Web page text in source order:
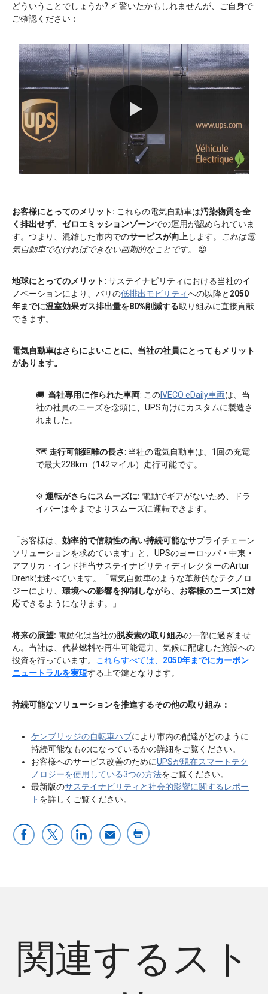
どういうことでしょうか? ⚡ 驚いたかもしれませんが、ご自身で
ご確認ください：
0:00 / 0:32
お客様にとってのメリット: これらの電気自動車は汚染物質を全
く排出せず
ゼロエミッションゾーンでの運用が認められていま
す。つまり、混雑した市内でのサービスが向上 します。
これは電
気自動車でなければできない画期的なことです。 😉
地球にとってのメリット: サステイナビリティにおける当社のイ
ノベーションにより、パリの低排出モビリティへの以降と 2050
年までに温室効果ガス排出量を80%削減する取り組みに直接貢献
できます。
電気自動車はさらによいことに、当社の社員にとってもメリット
があります。
🚚 当社専用に作られた車両: このIVECO eDaily車両は、当
社の社員のニーズを念頭に、UPS向けにカスタムに製造さ
れました。
🗺 走行可能距離の長さ: 当社の電気自動車は、1回の充電
で最大228km（142マイル）走行可能です。
⚙️ 運転がさらにスムーズに: 電動でギアがないため、ドラ
イバーは今までよりスムーズに運転できます。
「お客様は、 効率的で信頼性の高い持続可能なサプライチェーン
ソリューションを求めています」と、UPSのヨーロッパ・中東・
アフリカ・インド担当サステイナビリティディレクターのArtur
Drenkは述べています。「電気自動車のような革新的なテクノロ
ジーにより、 環境への影響を抑制しながら、お客様のニーズに対
応できるようになります。」
将来の展望: 電動化は当社の脱炭素の取り組みの一部に過ぎませ
ん。当社は、代替燃料や再生可能電力、気候に配慮した施設への
投資を行っています。
これらすべては、 2050年までにカーボン
ニュートラルを実現する上で鍵となります。
持続可能なソリューションを推進するその他の取り組み：
ケンブリッジの自転車ハブにより市内の配達がどのように
持続可能なものになっているかの詳細をご覧ください。
お客様へのサービス改善のためにUPSが現在スマートテク
ノロジーを使用している3つの方法をご覧ください。
最新版のサステイナビリティと社会的影響に関するレポー
ト を詳しくご覧ください。
関連するスト